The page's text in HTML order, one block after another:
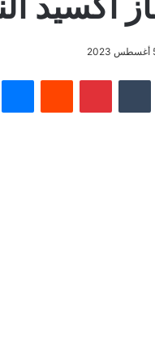
بينتيريست